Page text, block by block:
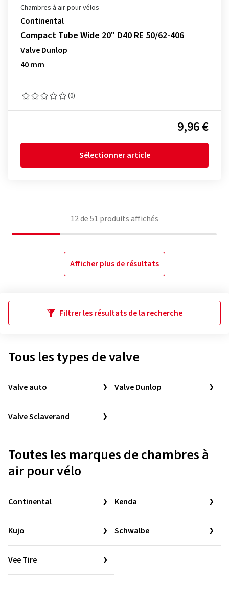
Chambres à air pour vélos
Continental
Compact Tube Wide 20" D40 RE 50/62-406
Valve Dunlop
40 mm
(0)
9,96 €
Sélectionner article
12de51 produits affichés
Afficher plus de résultats
Filtrer les résultats de la recherche
Tous les types de valve
Valve auto Valve Dunlop
Valve Sclaverand
Toutes les marques de chambres à
air pour vélo
Continental Kenda
Kujo Schwalbe
Vee Tire